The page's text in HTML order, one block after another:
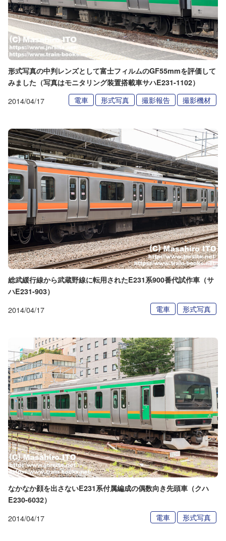
形式写真の中判レンズとして富士フィルムのGF55mmを評価して
みました（写真はモニタリング装置搭載車サハE231-1102）
2014/04/17 電車 形式写真 撮影報告 撮影機材
総武緩行線から武蔵野線に転用されたE231系900番代試作車（サ
ハE231-903）
2014/04/17 電車 形式写真
なかなか顔を出さないE231系付属編成の偶数向き先頭車（クハ
E230-6032）
2014/04/17 電車 形式写真